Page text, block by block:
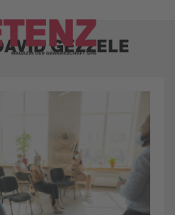
GEZZELE